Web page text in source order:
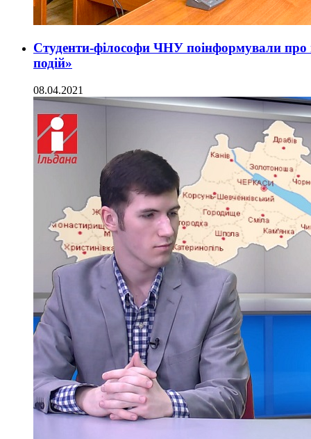
Студенти-філософи ЧНУ поінформували про
подій»
08.04.2021